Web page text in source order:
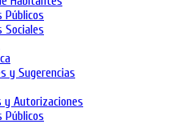
Públicos
Sociales
y Sugerencias
y Autorizaciones
Públicos